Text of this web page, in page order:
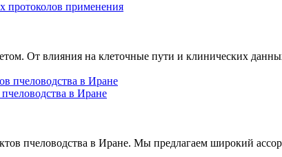
протоколов применения
От влияния на клеточные пути и клинических
в Иране
пчеловодства в Иране. Мы предлагаем широкий